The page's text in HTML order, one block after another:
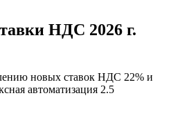
НДС 2026 г.
новых ставок НДС 22% и
автоматизация 2.5